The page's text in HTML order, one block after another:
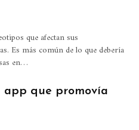
que afectan sus
Es más común de lo que debería
en…
app que promovía